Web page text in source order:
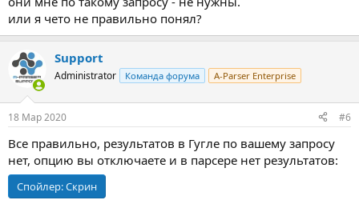
или я чето не правильно понял?
Support
Administrator Команда форума A-Parser Enterprise
18 Мар 2020 #6
Все правильно, результатов в Гугле по вашему запросу
нет, опцию вы отключаете и в парсере нет результатов:
Спойлер:Скрин